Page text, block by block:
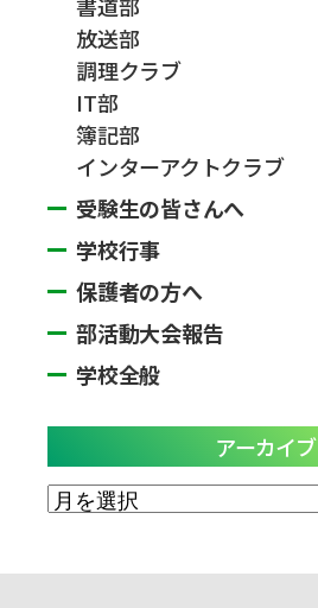
放送部
調理クラブ
IT部
簿記部
インターアクトクラブ
受験生の皆さんへ
学校行事
保護者の方へ
部活動大会報告
学校全般
アーカイブ
ア